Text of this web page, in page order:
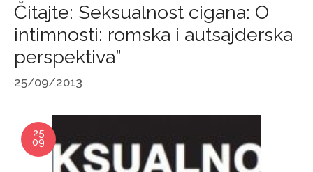
Čitajte: Seksualnost cigana: O
intimnosti: romska i autsajderska
perspektiva”
25/09/2013
25
09